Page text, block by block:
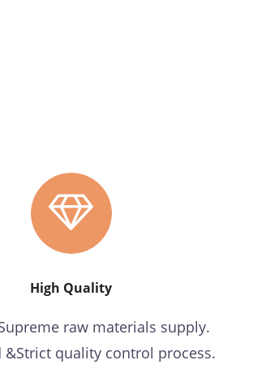
High Quality
raw materials supply.
&Strict quality control process.